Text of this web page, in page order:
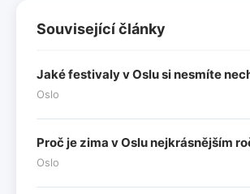
Související články
Jaké festivaly v Oslu si nesmíte
Oslo
Proč je zima v Oslu nejkrásnějším
Oslo